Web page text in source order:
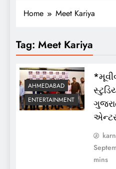
Home Meet Kariya
Tag: Meet Kariya
AHMEDABAD
ENTERTAINMENT
mins